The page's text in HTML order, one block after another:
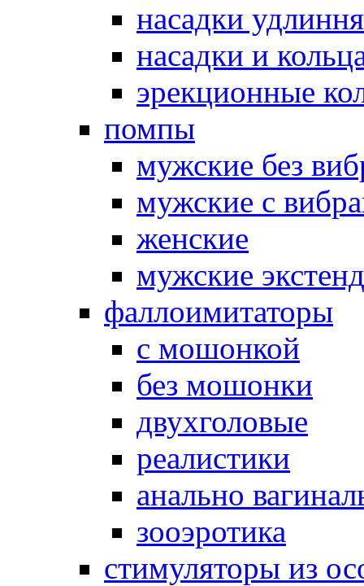
насадки
насадки и
эрекционные
помпы
мужские без
мужские с
женские
мужские
фаллоимитаторы
с мошонкой
без мошонки
двухголовые
реалистики
анально
зооэротика
стимуляторы из